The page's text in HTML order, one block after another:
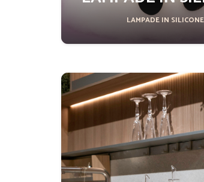
LAMPADE IN SILICONE